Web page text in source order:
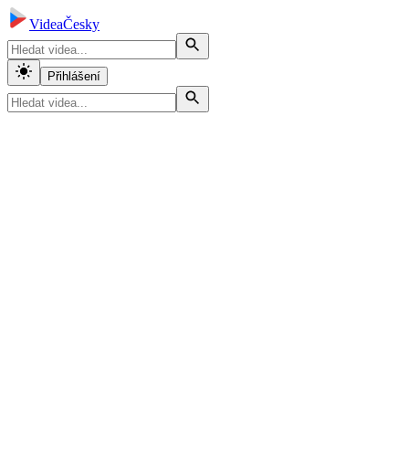
VideaČesky
Přihlášení